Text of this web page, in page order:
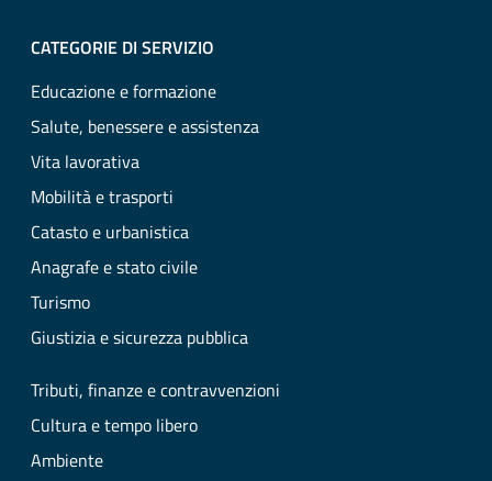
CATEGORIE DI SERVIZIO
Educazione e formazione
Salute, benessere e assistenza
Vita lavorativa
Mobilità e trasporti
Catasto e urbanistica
Anagrafe e stato civile
Turismo
Giustizia e sicurezza pubblica
Tributi, finanze e contravvenzioni
Cultura e tempo libero
Ambiente